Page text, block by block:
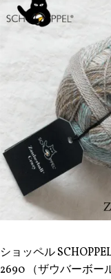
ショッペル
2690 （ザウバーボー